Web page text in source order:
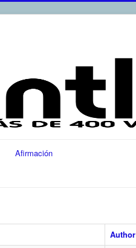
Afirmación
Author